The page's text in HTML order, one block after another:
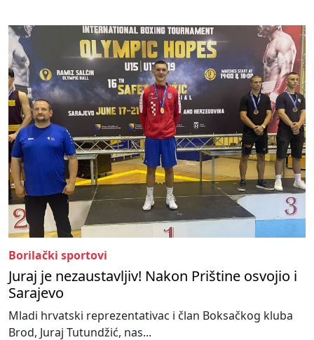
Borilački sportovi
Juraj je nezaustavljiv! Nakon Prištine osvojio i
Sarajevo
Mladi hrvatski reprezentativac i član Boksačkog kluba
Brod, Juraj Tutundžić, nas...